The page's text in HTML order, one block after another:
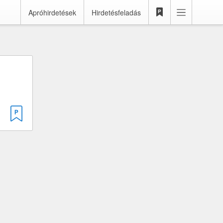
Apróhirdetések Hirdetésfeladás